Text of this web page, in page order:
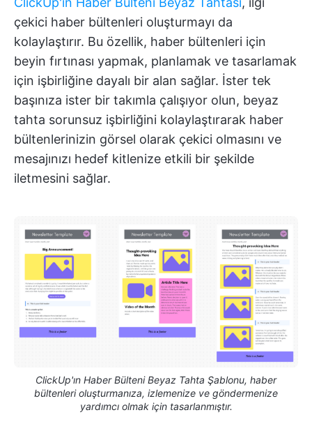
çekici haber bültenleri oluşturmayı da
kolaylaştırır. Bu özellik, haber bültenleri için
beyin fırtınası yapmak, planlamak ve tasarlamak
için işbirliğine dayalı bir alan sağlar. İster tek
başınıza ister bir takımla çalışıyor olun, beyaz
tahta sorunsuz işbirliğini kolaylaştırarak haber
bültenlerinizin görsel olarak çekici olmasını ve
mesajınızı hedef kitlenize etkili bir şekilde
iletmesini sağlar.
ClickUp'ın Haber Bülteni Beyaz Tahta Şablonu, haber
bültenleri oluşturmanıza, izlemenize ve göndermenize
yardımcı olmak için tasarlanmıştır.